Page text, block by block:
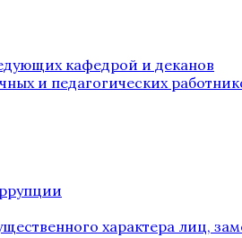
кафедрой и деканов
и педагогических
характера лиц,